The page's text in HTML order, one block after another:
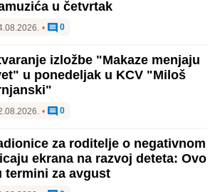
u četvrtak
• 0
izložbe "Makaze menjaju
u ponedeljak u KCV "Miloš
• 0
za roditelje o negativnom
ekrana na razvoj deteta: Ovo
termini za avgust